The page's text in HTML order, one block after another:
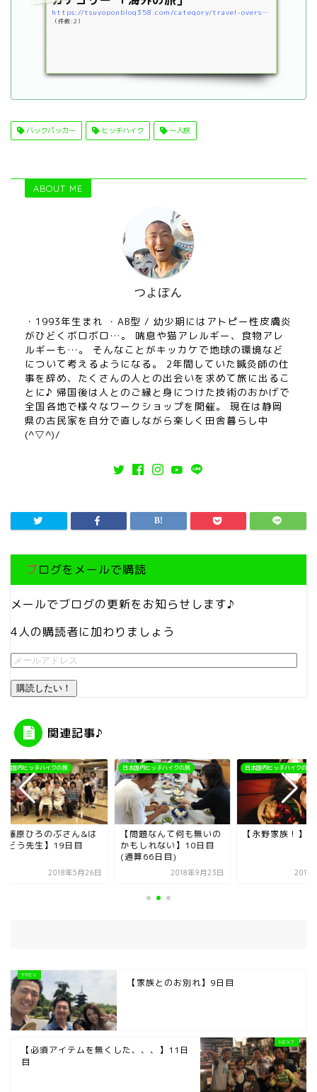
https://tsuyoponblog358.com/category/travel-overseas
（件数:2）
バックパッカー ヒッチハイク 一人旅
ABOUT ME
つよぽん
・1993年生まれ ・AB型 / 幼少期にはアトピー性皮膚炎
がひどくボロボロ…。 喘息や猫アレルギー、食物アレ
ルギーも…。 そんなことがキッカケで地球の環境など
について考えるようになる。 2年間していた鍼灸師の仕
事を辞め、たくさんの人との出会いを求めて旅に出るこ
とに♪ 帰国後は人とのご縁と身につけた技術のおかげで
全国各地で様々なワークショップを開催。 現在は静岡
県の古民家を自分で直しながら楽しく田舎暮らし中
(^▽^)/
ブログをメールで購読
メールでブログの更新をお知らせします♪
4人の購読者に加わりましょう
購読したい！
関連記事♪
内ヒッチハイクの旅
原ひろのぶさん&は
う先生】19日目
2018年5月26日
日本国内ヒッチハイクの旅
【問題なんて何も無いの
かもしれない】10日目
(通算66日目)
2018年9月23日
日本国内ヒッチハイクの旅
【永野家族！】7日
2018年5
【家族とのお別れ】9日目
【必須アイテムを無くした、、、】11日
目